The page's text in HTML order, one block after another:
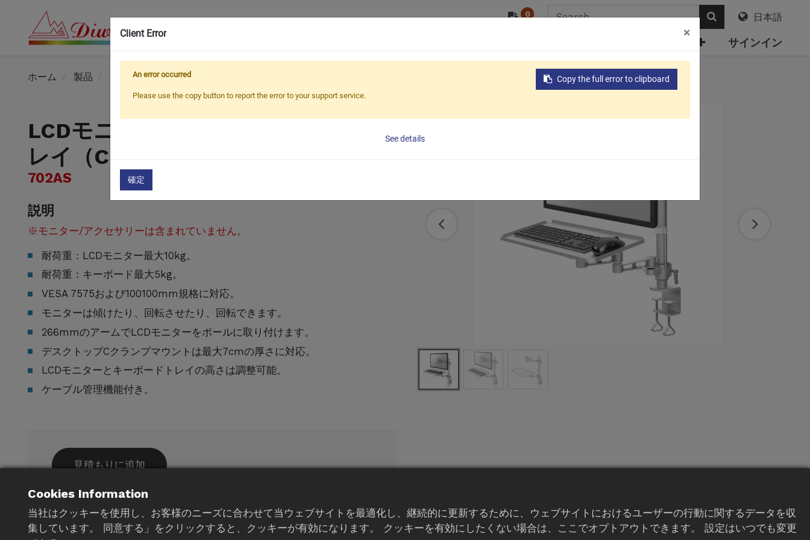
サインイン
0 日本語
ホーム 製品 モニターとキーボードの作業ステーション LCDモニターアームとキーボードトレイ（Cクランプ）
LCDモニターアームとキーボードト
レイ（Cクランプ）
702AS
説明
※モニター/アクセサリーは含まれていません。
耐荷重：LCDモニター最大10kg。
耐荷重：キーボード最大5kg。
VESA 7575および100100mm規格に対応。
モニターは傾けたり、回転させたり、回転できます。
266mmのアームでLCDモニターをポールに取り付けます。
デスクトップCクランプマウントは最大7cmの厚さに対応。
LCDモニターとキーボードトレイの高さは調整可能。
ケーブル管理機能付き。
見積もりに追加
カスタマイズされたニーズについては、お気軽にお問い合わ
せください
Cookies Information
当社はクッキーを使用し、お客様のニーズに合わせて当ウェブサイトを最適化し、継続的に更新するために、ウェブサイトにおけるユーザーの行動に関するデータを収
集しています。 同意する」をクリックすると、クッキーが有効になります。 クッキーを有効にしたくない場合は、ここでオプトアウトできます。 設定はいつでも変更
Client Error ×
Copy the full error to clipboard
An error occurred
Please use the copy button to report the error to your support service.
See details
確定